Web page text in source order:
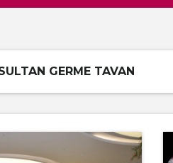
GERME TAVAN